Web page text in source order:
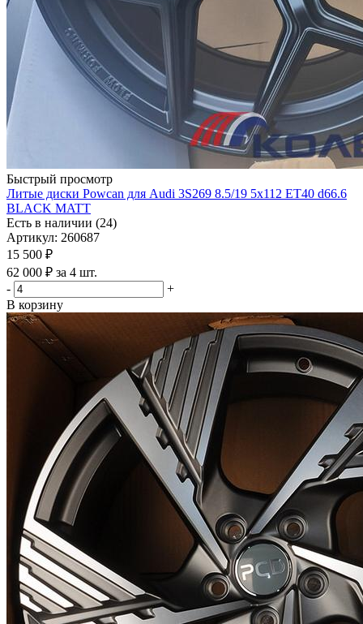
Быстрый просмотр
Литые диски Powcan для Audi 3S269 8.5/19 5x112 ET40 d66.6
BLACK MATT
Есть в наличии (24)
Артикул: 260687
15 500 ₽
62 000 ₽ за 4 шт.
-
+
В корзину